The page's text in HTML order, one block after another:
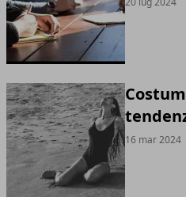
16 mar 2024